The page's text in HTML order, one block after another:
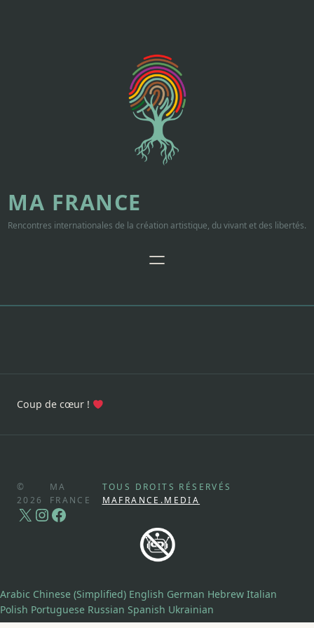
MA FRANCE
Rencontres internationales de la création artistique, du vivant et des libertés.
Coup de cœur !
©
2026
MA
FRANCE
TOUS DROITS RÉSERVÉS
MAFRANCE.MEDIA
X Instagram
Facebook
Arabic Chinese (Simplified) English German Hebrew Italian
Polish Portuguese Russian Spanish Ukrainian